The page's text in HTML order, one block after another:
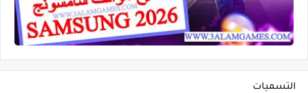
التسميات